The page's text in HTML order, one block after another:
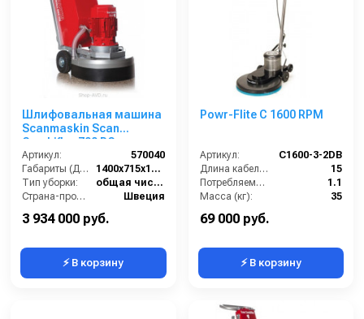
Шлифовальная машина
Scanmaskin Scan
Combiflex 700 RC
(570040)
Артикул:
570040
Габариты (ДхШхВ):
1400х715х1270
Тип уборки:
общая чистка полов
Страна-производитель:
Швеция
3 934 000 руб.
⚡ В корзину
Powr-Flite C 1600 RPM
Артикул:
C1600-3-2DB
Длина кабеля (м):
15
Потребляемая мощность (кВт):
1.1
Масса (кг):
35
69 000 руб.
⚡ В корзину